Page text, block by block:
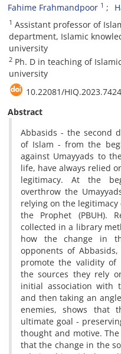
Fahime Frahmandpoor 1
1 Assistant professor of
department, Islamic
university
2 Ph. D in teaching of
university
10.22081/
Abstract
Abbasids - the second
of Islam - from the
against Umayyads to
life, have always relied
legitimacy. At the
overthrow the
relying on the
the Prophet (PBUH).
collected in a library
how the change in
opponents of
promote the validity of
the sources they rely
initial association with
and then taking an
enemies, shows that
ultimate goal -
thought and motive.
that the change in the